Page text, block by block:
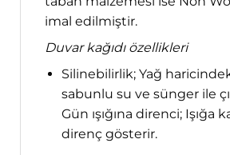
imal edilmiştir.
Duvar kağıdı özellikleri
Silinebilirlik; Yağ
sabunlu su ve sünger ile
Gün ışığına direnci; Işığa
direnç gösterir.